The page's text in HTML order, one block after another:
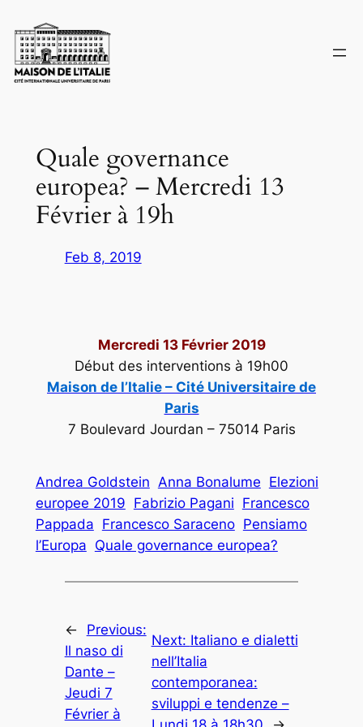
to
content
Quale governance
europea? – Mercredi 13
Février à 19h
Feb 8, 2019
Mercredi 13 Février 2019
Début des interventions à 19h00
Maison de l’Italie – Cité Universitaire de
Paris
7 Boulevard Jourdan – 75014 Paris
Andrea Goldstein Anna Bonalume Elezioni
europee 2019 Fabrizio Pagani Francesco
Pappada Francesco Saraceno Pensiamo
l’Europa Quale governance europea?
←
Previous:
Il naso di
Dante –
Jeudi 7
Février à
Next: Italiano e dialetti
nell’Italia
contemporanea:
sviluppi e tendenze –